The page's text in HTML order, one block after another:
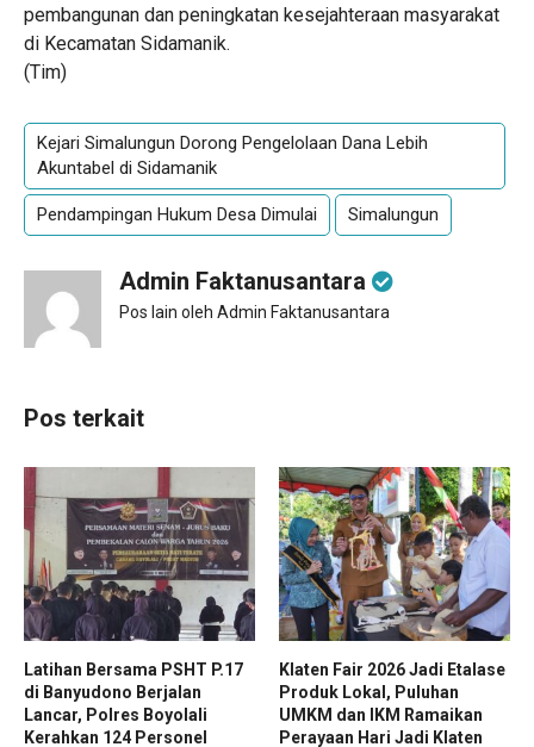
pembangunan dan peningkatan kesejahteraan masyarakat
di Kecamatan Sidamanik.
(Tim)
Kejari Simalungun Dorong Pengelolaan Dana Lebih
Akuntabel di Sidamanik
Pendampingan Hukum Desa Dimulai Simalungun
Admin Faktanusantara
Pos lain oleh Admin Faktanusantara
Pos terkait
Latihan Bersama PSHT P.17
di Banyudono Berjalan
Lancar, Polres Boyolali
Kerahkan 124 Personel
Klaten Fair 2026 Jadi Etalase
Produk Lokal, Puluhan
UMKM dan IKM Ramaikan
Perayaan Hari Jadi Klaten